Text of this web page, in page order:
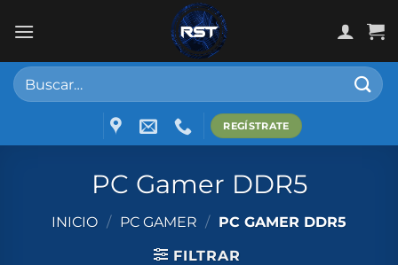
Buscar
por:
REGÍSTRATE
PC Gamer DDR5
INICIO / PC GAMER / PC GAMER DDR5
FILTRAR